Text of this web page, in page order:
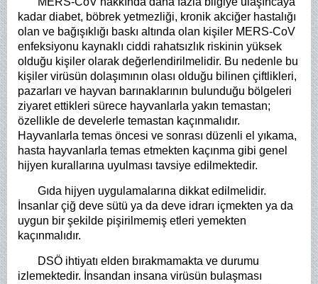
kadar diabet, böbrek yetmezliği, kronik akciğer hastalığı
olan ve bağışıklığı baskı altında olan kişiler MERS-CoV
enfeksiyonu kaynaklı ciddi rahatsızlık riskinin yüksek
olduğu kişiler olarak değerlendirilmelidir. Bu nedenle bu
kişiler virüsün dolaşımının olası olduğu bilinen çiftlikleri,
pazarları ve hayvan barınaklarının bulunduğu bölgeleri
ziyaret ettikleri sürece hayvanlarla yakın temastan;
özellikle de develerle temastan kaçınmalıdır.
Hayvanlarla temas öncesi ve sonrası düzenli el yıkama,
hasta hayvanlarla temas etmekten kaçınma gibi genel
hijyen kurallarına uyulması tavsiye edilmektedir.
Gıda hijyen uygulamalarına dikkat edilmelidir.
İnsanlar çiğ deve sütü ya da deve idrarı içmekten ya da
uygun bir şekilde pişirilmemiş etleri yemekten
kaçınmalıdır.
DSÖ ihtiyatı elden bırakmamakta ve durumu
izlemektedir. İnsandan insana virüsün bulaşması